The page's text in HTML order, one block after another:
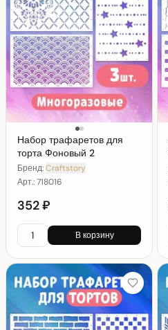
Набор трафаретов для
торта Фоновый 2
Бренд:Craftstory
Арт.:718016
352 ₽
В корзину